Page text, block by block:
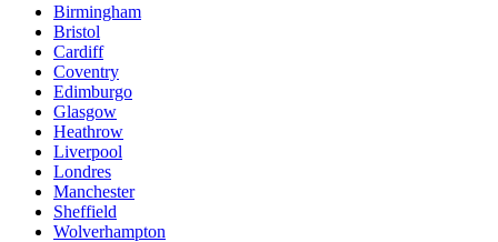
Birmingham
Bristol
Cardiff
Coventry
Edimburgo
Glasgow
Heathrow
Liverpool
Londres
Manchester
Sheffield
Wolverhampton